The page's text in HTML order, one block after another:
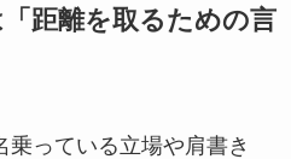
距離を取るための言
乗っている立場や肩書き